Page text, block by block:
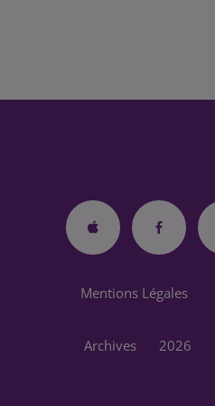
Mentions Légales
Archives 2026